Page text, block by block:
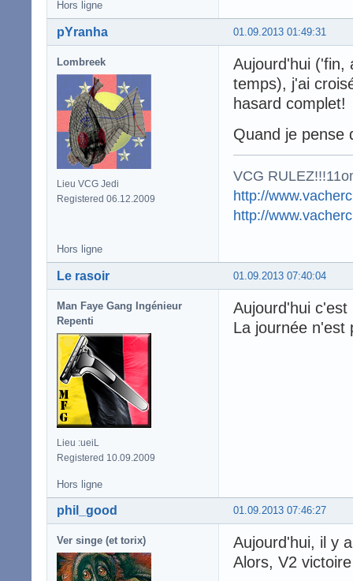
Hors ligne
01.09.2013 01:49:31
pYranha
Lombreek
Lieu VCG Jedi
Registered 06.12.2009
Aujourd'hui ('fin,
temps), j'ai
hasard complet!
Quand je pense
VCG
http://
http://
Hors ligne
01.09.2013 07:40:04
Le rasoir
Man Faye Gang Ingénieur
Repenti
Lieu :ueiL
Registered 10.09.2009
Aujourd'hui
La journée n'est
Hors ligne
01.09.2013 07:46:27
phil_good
Ver singe (et torix)
Aujourd'hui, il y
Alors, V2